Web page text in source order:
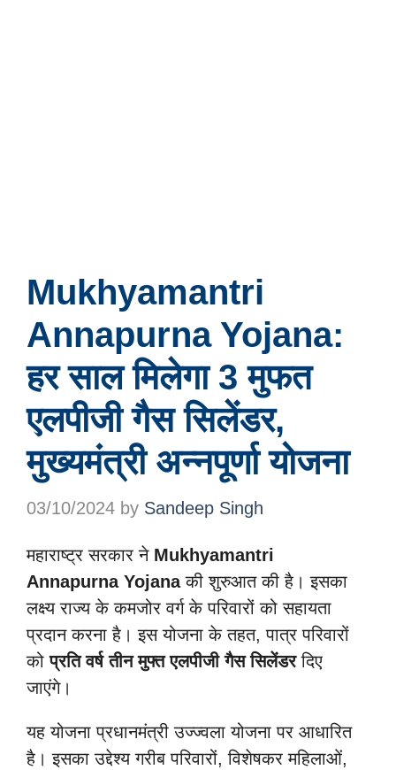
Mukhyamantri
Annapurna Yojana:
हर साल मिलेगा 3 मुफत
एलपीजी गैस सिलेंडर,
मुख्यमंत्री अन्नपूर्णा योजना
03/10/2024 by Sandeep Singh
महाराष्ट्र सरकार ने Mukhyamantri
Annapurna Yojanaकी शुरुआत की है। इसका
लक्ष्य राज्य के कमजोर वर्ग के परिवारों को सहायता
प्रदान करना है। इस योजना के तहत, पात्र परिवारों
कोप्रति वर्ष तीन मुफ्त एलपीजी गैस सिलेंडरदिए
जाएंगे।
यह योजना प्रधानमंत्री उज्ज्वला योजना पर आधारित
है। इसका उद्देश्य गरीब परिवारों, विशेषकर महिलाओं,